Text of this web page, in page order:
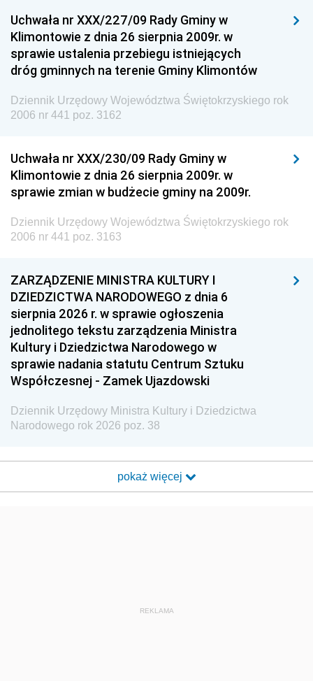
Uchwała nr XXX/227/09 Rady Gminy w
Klimontowie z dnia 26 sierpnia 2009r. w
sprawie ustalenia przebiegu istniejących
dróg gminnych na terenie Gminy Klimontów
Dziennik Urzędowy Województwa Świętokrzyskiego rok
2006 nr 441 poz. 3162
Uchwała nr XXX/230/09 Rady Gminy w
Klimontowie z dnia 26 sierpnia 2009r. w
sprawie zmian w budżecie gminy na 2009r.
Dziennik Urzędowy Województwa Świętokrzyskiego rok
2006 nr 441 poz. 3163
ZARZĄDZENIE MINISTRA KULTURY I
DZIEDZICTWA NARODOWEGO z dnia 6
sierpnia 2026 r. w sprawie ogłoszenia
jednolitego tekstu zarządzenia Ministra
Kultury i Dziedzictwa Narodowego w
sprawie nadania statutu Centrum Sztuku
Współczesnej - Zamek Ujazdowski
Dziennik Urzędowy Ministra Kultury i Dziedzictwa
Narodowego rok 2026 poz. 38
pokaż więcej
REKLAMA